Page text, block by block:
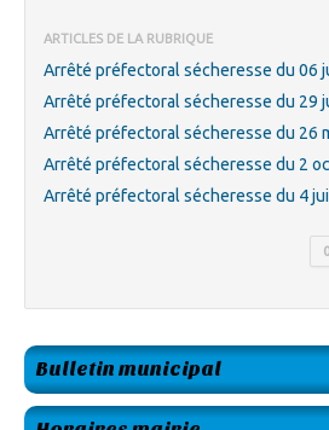
ARTICLES DE LA RUBRIQUE
Arrêté préfectoral sécheresse du 06
Arrêté préfectoral sécheresse du 29
Arrêté préfectoral sécheresse du 26
Arrêté préfectoral sécheresse du 2
Arrêté préfectoral sécheresse du 4
Bulletin municipal